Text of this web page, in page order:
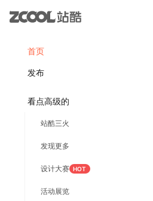
首页
发布
看点高级的
站酷三火
发现更多
设计大赛 HOT
活动展览